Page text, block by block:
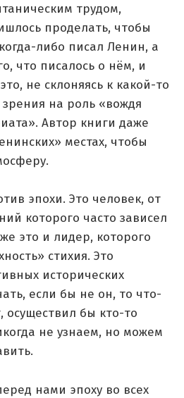
трудом,
проделать, чтобы
либо писал Ленин, а
что писалось о нём, и
не склоняясь к какой-то
на роль «вождя
Автор книги даже
местах, чтобы
эпохи. Это человек, от
которого часто зависел
это и лидер, которого
стихия. Это
исторических
если бы не он, то что-
осуществил бы кто-то
не узнаем, но можем
нами эпоху во всех